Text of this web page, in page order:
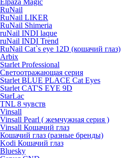
Elpaza Magic
RuNail
RuNail LIKER
RuNail Shimeria
ruNail INDI laque
ruNail INDI Trend
RuNail Cat`s eye 12D (кошачий глаз)
Arbix
Starlet Professional
Светоотражающая серия
Starlet BLUE PLACE Cat Eyes
Starlet CAT'S EYE 9D
StarLac
TNL 8 чувств
Vinsall
Vinsall Pearl ( жемчужная серия )
Vinsall Кошачий глаз
Кошачий глаз (разные бренды)
Kodi Кошачий глаз
Bluesky